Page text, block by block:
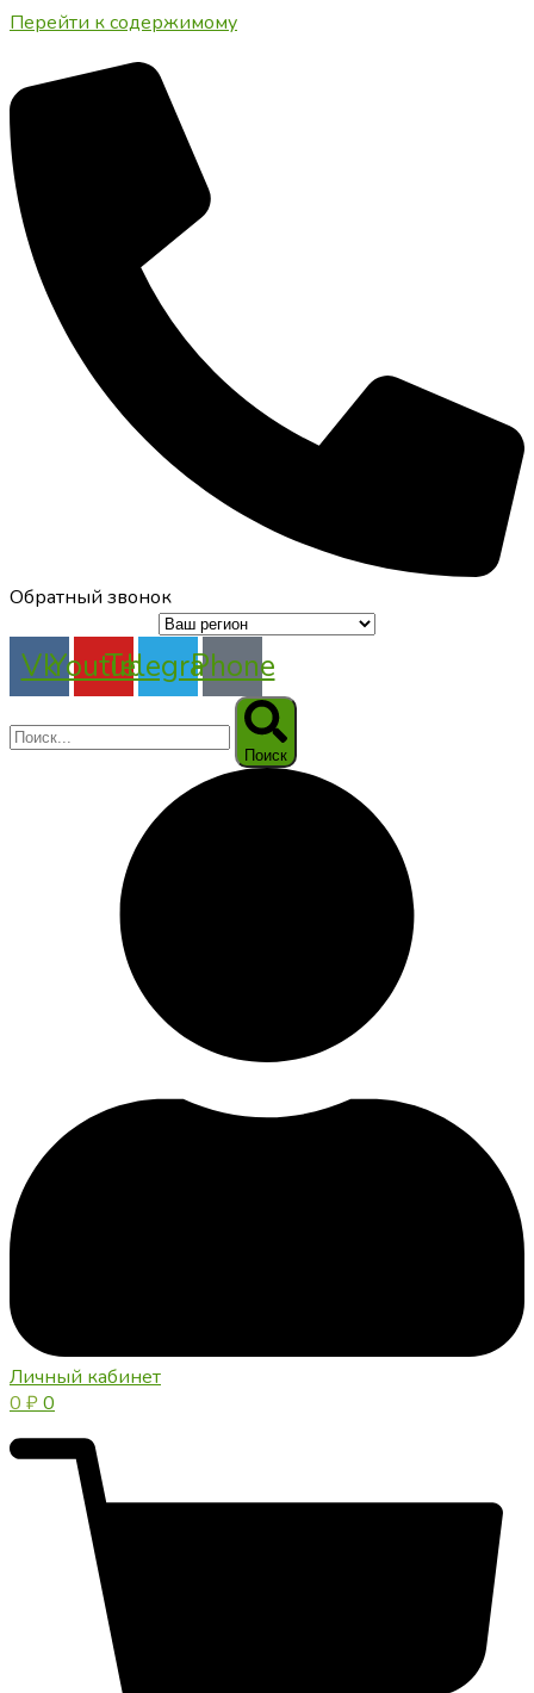
Перейти к содержимому
Обратный звонок
VkYoutubeTelegramPhone
Поиск
Личный кабинет
0 ₽0